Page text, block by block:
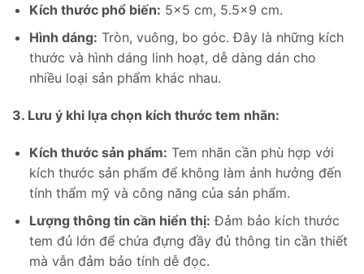
Kích thước phổ biến: 5×5 cm, 5.5×9 cm.
Hình dáng: Tròn, vuông, bo góc. Đây là những kích
thước và hình dáng linh hoạt, dễ dàng dán cho
nhiều loại sản phẩm khác nhau.
3. Lưu ý khi lựa chọn kích thước tem nhãn:
Kích thước sản phẩm: Tem nhãn cần phù hợp với
kích thước sản phẩm để không làm ảnh hưởng đến
tính thẩm mỹ và công năng của sản phẩm.
Lượng thông tin cần hiển thị: Đảm bảo kích thước
tem đủ lớn để chứa đựng đầy đủ thông tin cần thiết
mà vẫn đảm bảo tính dễ đọc.